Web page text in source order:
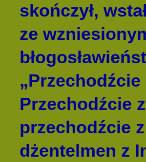
skończył,
ze
Przechodźcie
przechodźcie
dżentelmen z